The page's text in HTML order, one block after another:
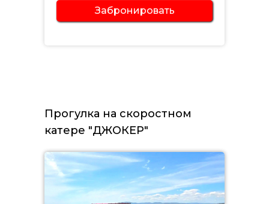
Забронировать
Прогулка на скоростном
катере "ДЖОКЕР"